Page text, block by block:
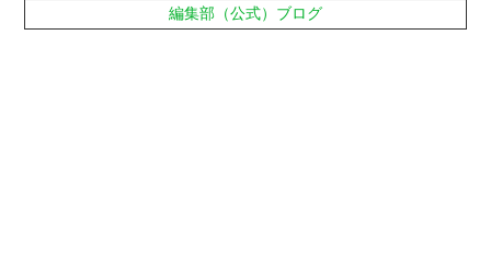
編集部（公式）ブログ